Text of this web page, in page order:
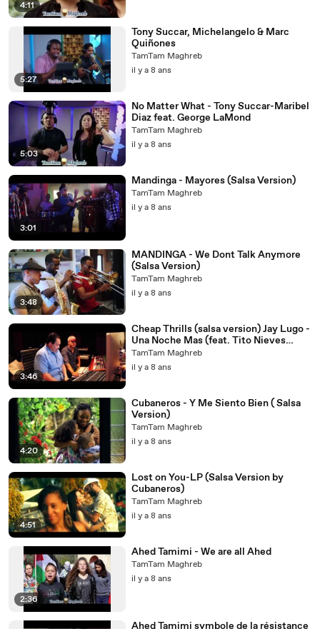
4:11
5:27
Tony Succar, Michelangelo & Marc
Quiñones
TamTam Maghreb
il y a 8 ans
5:03
No Matter What - Tony Succar-Maribel
Diaz feat. George LaMond
TamTam Maghreb
il y a 8 ans
3:01
Mandinga - Mayores (Salsa Version)
TamTam Maghreb
il y a 8 ans
3:48
MANDINGA - We Dont Talk Anymore
(Salsa Version)
TamTam Maghreb
il y a 8 ans
3:46
Cheap Thrills (salsa version) Jay Lugo -
Una Noche Mas (feat. Tito Nieves
MANDINGA Surbana)
TamTam Maghreb
il y a 8 ans
4:20
Cubaneros - Y Me Siento Bien ( Salsa
Version)
TamTam Maghreb
il y a 8 ans
4:51
Lost on You-LP (Salsa Version by
Cubaneros)
TamTam Maghreb
il y a 8 ans
2:36
Ahed Tamimi - We are all Ahed
TamTam Maghreb
il y a 8 ans
Ahed Tamimi symbole de la résistance